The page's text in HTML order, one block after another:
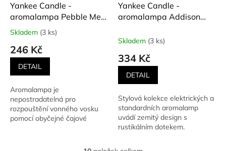
Yankee Candle -
aromalampa Pebble Melt
GREY LILAC
Průměrné
hodnocení
produktu
5,0
5
hvězdiček.
Skladem (3 ks)
246 Kč
DETAIL
Aromalampa je
nepostradatelná pro
rozpouštění vonného vosku
pomocí obyčejné čajové
Yankee Candle -
aromalampa Addison
Skladem (3 ks)
334 Kč
DETAIL
Stylová kolekce elektrických a
standardních aromalamp
uvádí zemitý design s
rustikálním dotekem.
rafinované...